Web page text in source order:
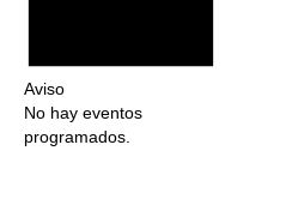
Aviso
No hay eventos
programados.